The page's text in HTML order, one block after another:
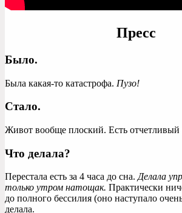
Пресс
Было.
Была какая-то катастрофа. Пузо!
Стало.
Живот вообще плоский. Есть отчетливый
Что делала?
Перестала есть за 4 часа до сна.Делала
только утром натощак. Практически
до полного бессилия (оно наступало
делала.